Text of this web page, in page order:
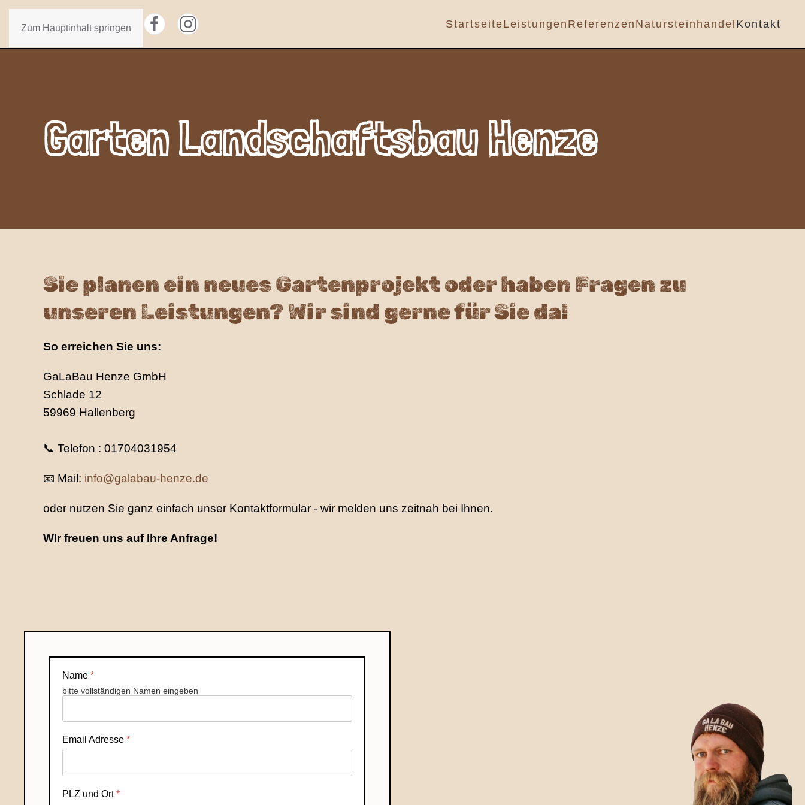
Zum Hauptinhalt springen StartseiteLeistungen Referenzen Natursteinhandel Kontakt
Garten Landschaftsbau Henze
Sie planen ein neues Gartenprojekt oder haben Fragen zu
unseren Leistungen? Wir sind gerne für Sie da!
So erreichen Sie uns:
GaLaBau Henze GmbH
Schlade 12
59969 Hallenberg
📞 Telefon : 01704031954
📧 Mail: info@galabau-henze.de
oder nutzen Sie ganz einfach unser Kontaktformular - wir melden uns zeitnah bei Ihnen.
WIr freuen uns auf Ihre Anfrage!
Name *
bitte vollständigen Namen eingeben
Email Adresse *
PLZ und Ort*